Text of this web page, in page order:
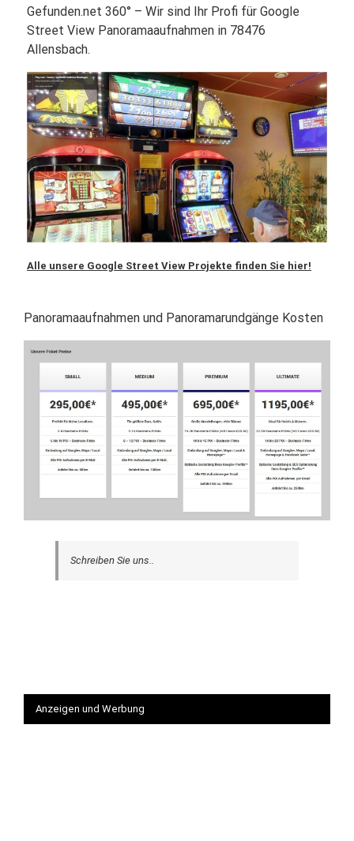
Gefunden.net 360° – Wir sind Ihr Profi für Google
Street View Panoramaaufnahmen in 78476
Allensbach.
Alle unsere Google Street View Projekte finden Sie hier!
Panoramaaufnahmen und Panoramarundgänge Kosten
Schreiben Sie uns..
Anzeigen und Werbung